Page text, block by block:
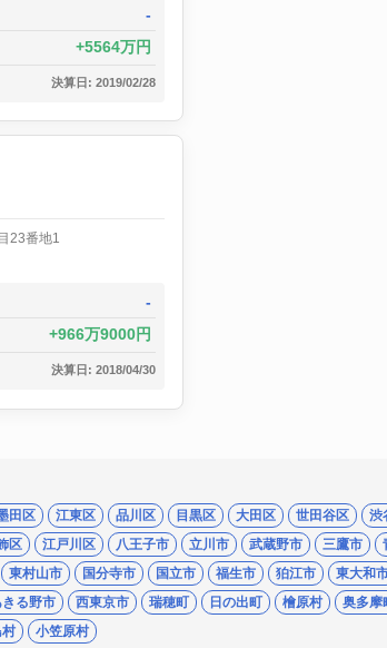
-
5564万円
決算日: 2019/02/28
23番地1
-
966万9000円
決算日: 2018/04/30
田区 江東区 品川区 目黒区 大田区 世田谷区 渋
区 江戸川区 八王子市 立川市 武蔵野市 三鷹市
東村山市 国分寺市 国立市 福生市 狛江市 東大和
る野市 西東京市 瑞穂町 日の出町 檜原村 奥多摩
小笠原村